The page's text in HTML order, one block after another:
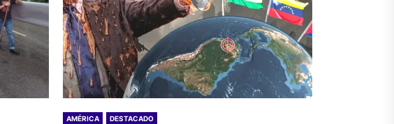
AMÉRICA DESTACADO